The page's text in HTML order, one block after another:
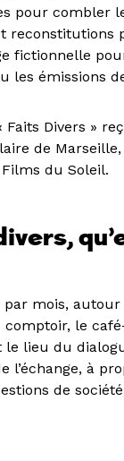
pour combler
reconstitutions
fictionnelle
les émissions
Faits Divers »
de
du Soleil.
mois, autour
comptoir, le
le lieu du
l’échange, à
de